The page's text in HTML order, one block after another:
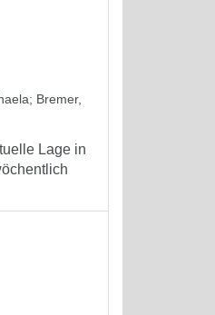
; Bremer,
Lage in